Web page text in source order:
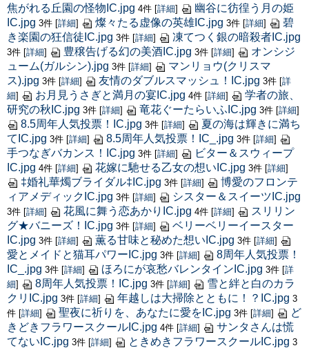
焦がれる丘園の怪物IC.jpg 4件 [詳細]
幽谷に彷徨う月の姫
IC.jpg 3件 [詳細] 燦々たる虚像の英雄IC.jpg 3件 [詳細]
碧
き楽園の狂信徒IC.jpg 3件 [詳細] 凍てつく銀の暗殺者IC.jpg
3件 [詳細] 豊穣告げる幻の美酒IC.jpg 3件 [詳細]
オンシジ
ューム(ガルシン).jpg 3件 [詳細]
マンリョウ(クリスマ
ス).jpg 3件 [詳細] 友情のダブルスマッシュ！IC.jpg 3件 [詳
細] お月見うさぎと満月の宴IC.jpg 4件 [詳細]
学者の旅、
研究の秋IC.jpg 3件 [詳細] 竜花ぐーたらいふIC.jpg 3件 [詳細]
8.5周年人気投票！IC.jpg 3件 [詳細]
夏の海は輝きに満ち
てIC.jpg 3件 [詳細] 8.5周年人気投票！IC_.jpg 3件 [詳細]
手つなぎバカンス！IC.jpg 3件 [詳細]
ビター＆スウィープ
IC.jpg 4件 [詳細] 花嫁に馳せる乙女の想いIC.jpg 3件 [詳細]
‡婚礼華燭ブライダル‡IC.jpg 3件 [詳細]
博愛のフロンテ
ィアメディックIC.jpg 3件 [詳細] シスター＆スイーツIC.jpg
3件 [詳細] 花風に舞う恋あかりIC.jpg 4件 [詳細]
スリリン
グ★バニーズ！IC.jpg 3件 [詳細]
ベリーベリーイースター
IC.jpg 3件 [詳細] 薫る甘味と秘めた想いIC.jpg 3件 [詳細]
愛とメイドと猫耳パワーIC.jpg 3件 [詳細]
8周年人気投票！
IC_.jpg 3件 [詳細] ほろにが哀愁バレンタインIC.jpg 3件 [詳
細] 8周年人気投票！IC.jpg 3件 [詳細]
雪と絆と白のカラ
クリIC.jpg 3件 [詳細] 年越しは大掃除とともに！？IC.jpg 3
件 [詳細] 聖夜に祈りを、あなたに愛をIC.jpg 3件 [詳細]
ど
きどきフラワースクールIC.jpg 4件 [詳細]
サンタさんは慌
てないIC.jpg 3件 [詳細] ときめきフラワースクールIC.jpg 3